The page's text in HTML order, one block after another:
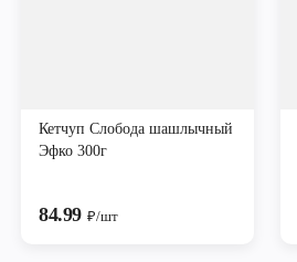
Кетчуп Слобода шашлычный
Эфко 300г
84.99 ₽/шт